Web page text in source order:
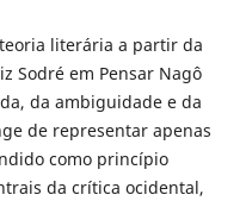
literária a partir da
Sodré em Pensar Nagô
da ambiguidade e da
de representar apenas
como princípio
da crítica ocidental,